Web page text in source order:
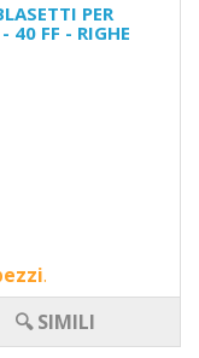
PER
40 FF - RIGHE
.
🔍 SIMILI